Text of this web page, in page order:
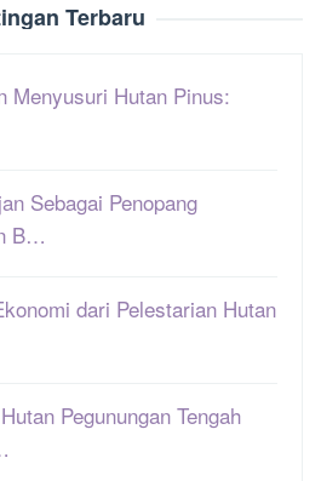
Terbaru
Menyusuri Hutan Pinus:
Sebagai Penopang
B…
dari Pelestarian Hutan
Pegunungan Tengah